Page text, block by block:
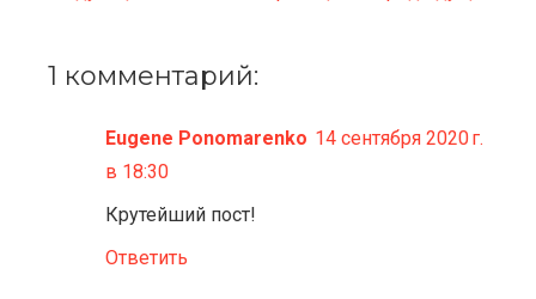
1 комментарий:
Eugene Ponomarenko 14 сентября 2020 г.
в 18:30
Крутейший пост!
Ответить